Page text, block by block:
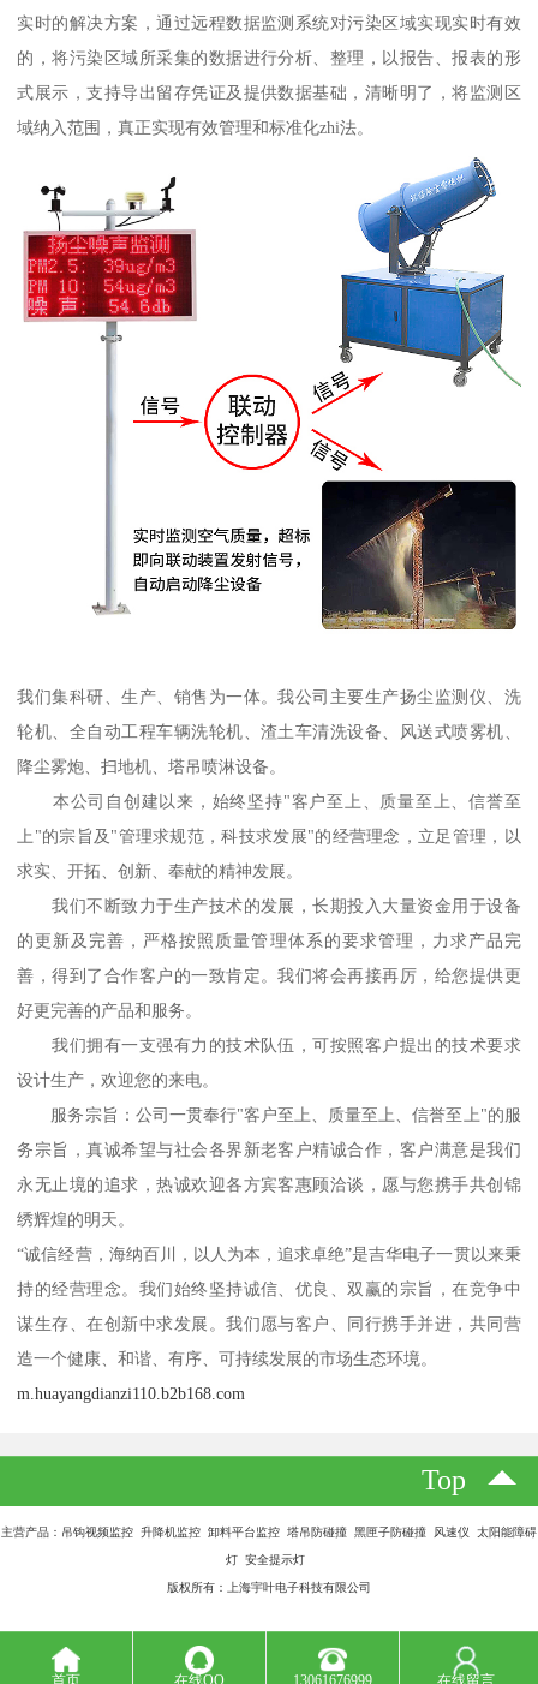
实时的解决方案，通过远程数据监测系统对污染区域实现实时有效
的，将污染区域所采集的数据进行分析、整理，以报告、报表的形
式展示，支持导出留存凭证及提供数据基础，清晰明了，将监测区
域纳入范围，真正实现有效管理和标准化zhi法。
我们集科研、生产、销售为一体。我公司主要生产扬尘监测仪、洗
轮机、全自动工程车辆洗轮机、渣土车清洗设备、风送式喷雾机、
降尘雾炮、扫地机、塔吊喷淋设备。
本公司自创建以来，始终坚持"客户至上、质量至上、信誉至
上"的宗旨及"管理求规范，科技求发展"的经营理念，立足管理，以
求实、开拓、创新、奉献的精神发展。
我们不断致力于生产技术的发展，长期投入大量资金用于设备
的更新及完善，严格按照质量管理体系的要求管理，力求产品完
善，得到了合作客户的一致肯定。我们将会再接再厉，给您提供更
好更完善的产品和服务。
我们拥有一支强有力的技术队伍，可按照客户提出的技术要求
设计生产，欢迎您的来电。
服务宗旨：公司一贯奉行"客户至上、质量至上、信誉至上"的服
务宗旨，真诚希望与社会各界新老客户精诚合作，客户满意是我们
永无止境的追求，热诚欢迎各方宾客惠顾洽谈，愿与您携手共创锦
绣辉煌的明天。
“诚信经营，海纳百川，以人为本，追求卓绝”是吉华电子一贯以来秉
持的经营理念。我们始终坚持诚信、优良、双赢的宗旨，在竞争中
谋生存、在创新中求发展。我们愿与客户、同行携手并进，共同营
造一个健康、和谐、有序、可持续发展的市场生态环境。
m.huayangdianzi110.b2b168.com
Top
主营产品：吊钩视频监控 升降机监控 卸料平台监控 塔吊防碰撞 黑匣子防碰撞 风速仪 太阳能障碍
灯 安全提示灯
版权所有：上海宇叶电子科技有限公司
首页 在线QQ 13061676999 在线留言